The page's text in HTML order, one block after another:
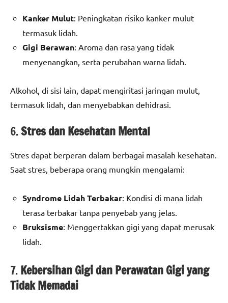
Kanker Mulut: Peningkatan risiko kanker mulut
termasuk lidah.
Gigi Berawan: Aroma dan rasa yang tidak
menyenangkan, serta perubahan warna lidah.
Alkohol, di sisi lain, dapat mengiritasi jaringan mulut,
termasuk lidah, dan menyebabkan dehidrasi.
6.Stres dan Kesehatan Mental
Stres dapat berperan dalam berbagai masalah kesehatan.
Saat stres, beberapa orang mungkin mengalami:
Syndrome Lidah Terbakar: Kondisi di mana lidah
terasa terbakar tanpa penyebab yang jelas.
Bruksisme: Menggertakkan gigi yang dapat merusak
lidah.
7.Kebersihan Gigi dan Perawatan Gigi yang
Tidak Memadai